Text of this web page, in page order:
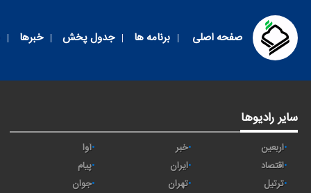
صفحه اصلی برنامه ها جدول پخش خبرها
سایر رادیوها
اربعین خبر
آوا
اقتصاد
ايران
پیام
ترتیل
تهران
جوان